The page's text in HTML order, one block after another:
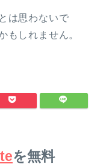
は思わないで
もしれません。
を無料